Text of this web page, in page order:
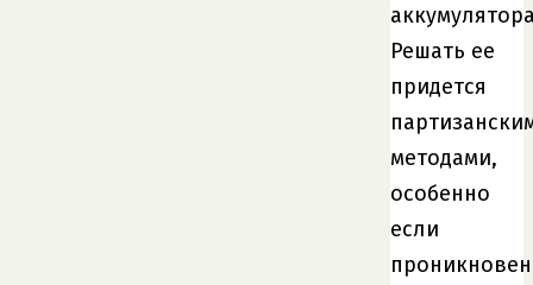
Решать ее
придется
методами,
особенно
если